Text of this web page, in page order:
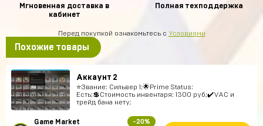
Мгновенная доставка в
кабинет
Полная техподдержка
Перед покупкой ознакомьтесь с Условиями
Похожие товары
Аккаунт 2
⭐️Звание: Сильвер 1;🌟Prime Status:
Есть;💲Стоимость инвентаря: 1300 руб;✔️VAC и
трейд бана нету;
Game Market -20%